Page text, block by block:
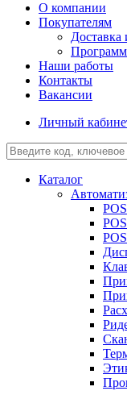
О компании
Покупателям
Доставка
Наши работы
Контакты
Вакансии
Личный
Каталог